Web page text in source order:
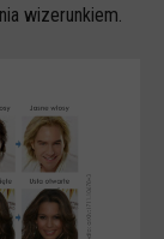
wizerunkiem.